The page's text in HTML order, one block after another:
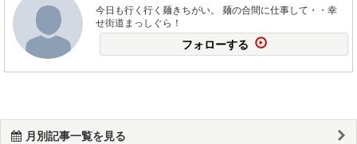
今日も行く行く麺きちがい。 麺の合間に仕事して・・幸
せ街道まっしぐら！
フォローする
月別記事一覧を見る